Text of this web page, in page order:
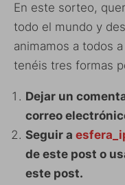
En este sorteo,
todo el mundo y
animamos a todos
tenéis tres formas
Dejar un
correo
Seguir a
de este post o
este post.